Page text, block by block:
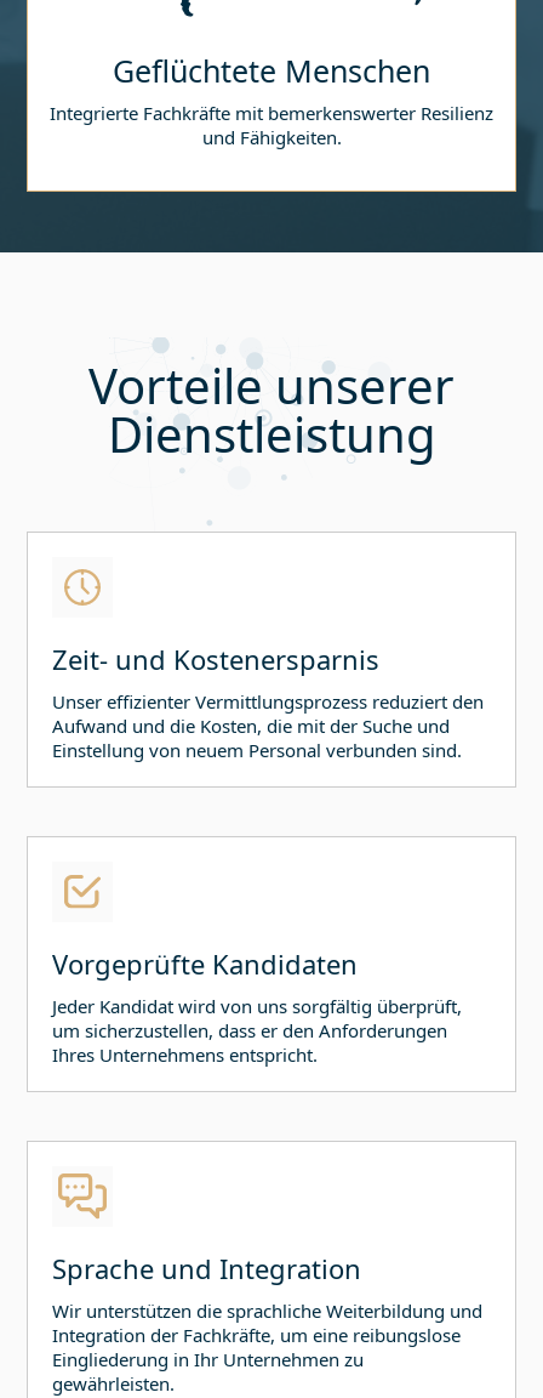
Geflüchtete Menschen
Integrierte Fachkräfte mit bemerkenswerter Resilienz
und Fähigkeiten.
Vorteile unserer
Dienstleistung
Zeit- und Kostenersparnis
Unser effizienter Vermittlungsprozess reduziert den
Aufwand und die Kosten, die mit der Suche und
Einstellung von neuem Personal verbunden sind.
Vorgeprüfte Kandidaten
Jeder Kandidat wird von uns sorgfältig überprüft,
um sicherzustellen, dass er den Anforderungen
Ihres Unternehmens entspricht.
Sprache und Integration
Wir unterstützen die sprachliche Weiterbildung und
Integration der Fachkräfte, um eine reibungslose
Eingliederung in Ihr Unternehmen zu
gewährleisten.